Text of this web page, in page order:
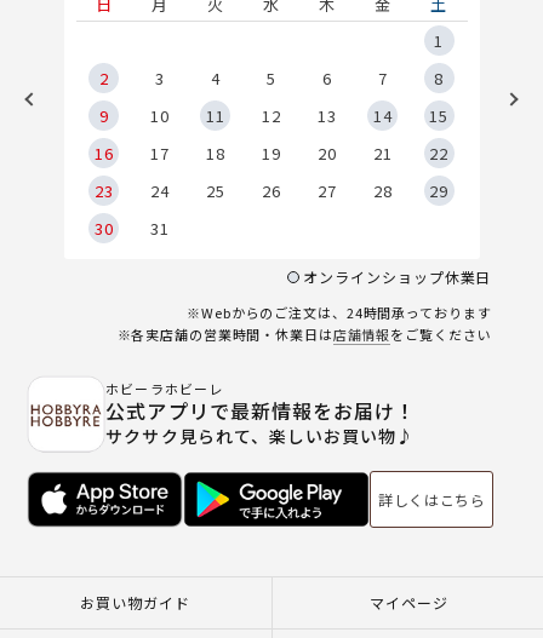
1
2
3 4 5 6 7
8
9
10 11 12 13 14
15
16
17 18 19 20 21
22
23
24 25 26 27 28
29
30
31
オンラインショップ休業日
※Webからのご注文は、24時間承っております
※各実店舗の営業時間・休業日は店舗情報をご覧ください
ホビーラホビーレ
公式アプリで最新情報をお届け！
サクサク見られて、楽しいお買い物♪
詳しくはこちら
お買い物ガイド マイページ